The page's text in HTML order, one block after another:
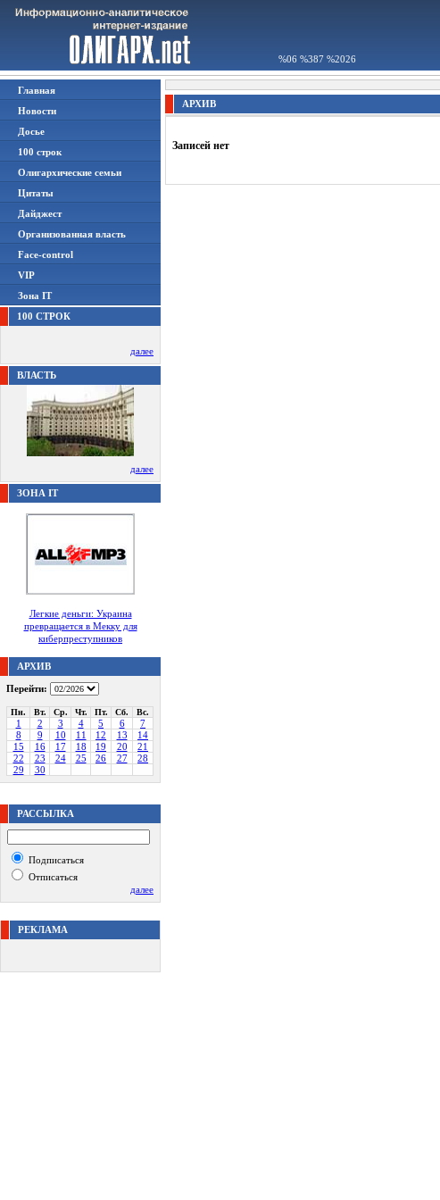
%06 %387 %2026
Главная
Новости
Досье
100 строк
Олигархические семьи
Цитаты
Дайджест
Организованная власть
Face-control
VIP
Зона IT
100 СТРОК
далее
ВЛАСТЬ
далее
ЗОНА IT
Легкие деньги: Украина
превращается в Мекку для
киберпреступников
АРХИВ
Перейти:
Пн. Вт. Ср. Чт. Пт. Сб. Вс.
1 2 3 4 5 6
7
8
9 10 11 12 13
14
15
16 17 18 19 20
21
22
23 24 25 26 27
28
29
30
РАССЫЛКА
Подписаться
Отписаться
далее
РЕКЛАМА
АРХИВ
Записей нет